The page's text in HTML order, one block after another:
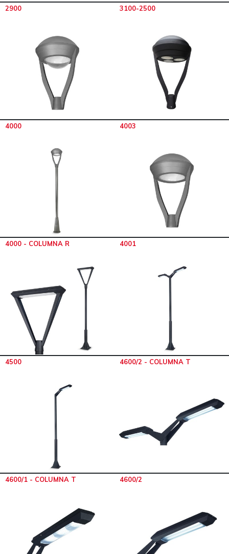
2900 3100-2500
4000 4003
4000 - COLUMNA R 4001
4500 4600/2 - COLUMNA T
4600/1 - COLUMNA T 4600/2